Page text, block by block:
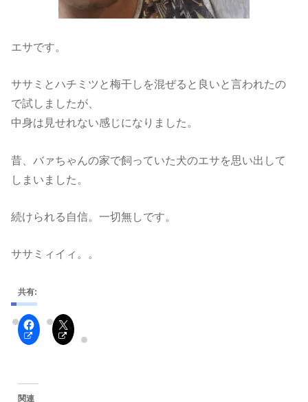
エサです。
ササミとハチミツと梅干しを混ぜると良いと言われたの
で試しましたが、
中身は見せれない感じになりました。
昔、バァちゃんの家で飼っていた犬のエサを思い出して
しまいました。
続けられる自信。一切無しです。
ササミィイィ。。
共有:
関連